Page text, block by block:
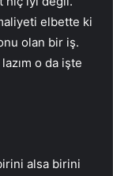
elbette ki
olan bir iş.
o da işte
alsa birini